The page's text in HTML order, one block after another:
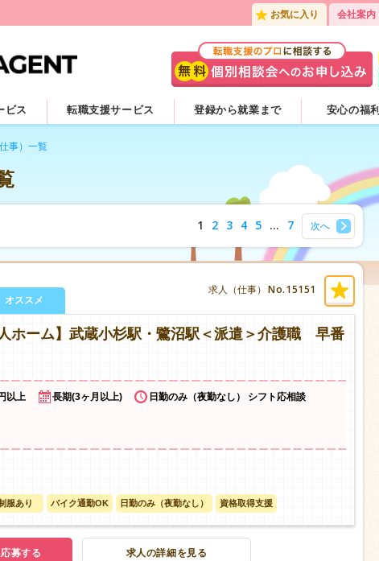
お気に入り 会社案内
ビス 転職支援サービス 登録から就業まで 安心の福
事）一覧
1 2 3 4 5 … 7 次へ
求人（仕事） No.15151
オススメ
ホーム】武蔵小杉駅・鷺沼駅＜派遣＞介護職 早番
以上 長期(3ヶ月以上)
日勤のみ（夜勤なし） シフト応相談
服あり バイク通勤OK 日勤のみ（夜勤なし） 資格取得支援
募する 求人の詳細を見る